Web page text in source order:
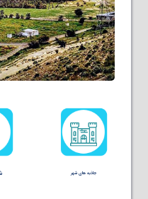
جاذبه های شهر